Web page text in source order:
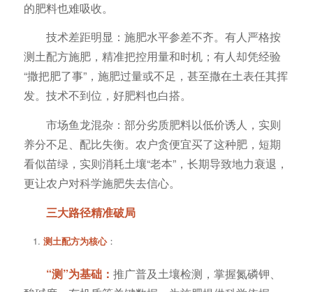
的肥料也难吸收。
技术差距明显：施肥水平参差不齐。有人严格按
测土配方施肥，精准把控用量和时机；有人却凭经验
“撒把肥了事”，施肥过量或不足，甚至撒在土表任其挥
发。技术不到位，好肥料也白搭。
市场鱼龙混杂：部分劣质肥料以低价诱人，实则
养分不足、配比失衡。农户贪便宜买了这种肥，短期
看似苗绿，实则消耗土壤“老本”，长期导致地力衰退，
更让农户对科学施肥失去信心。
三大路径精准破局
测土配方为核心：
“测”为基础： 推广普及土壤检测，掌握氮磷钾、